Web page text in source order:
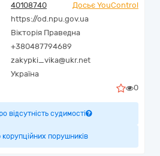
40108740
Досьє YouControl
https://od.npu.gov.ua
Вікторія Праведна
+380487794689
zakypki_vika@ukr.net
Україна
0
відсутність судимості
корупційних порушників